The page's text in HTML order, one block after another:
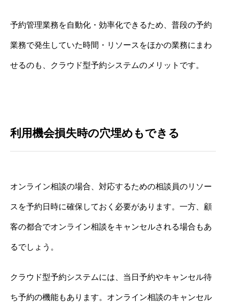
予約管理業務を自動化・効率化できるため、普段の予約
業務で発生していた時間・リソースをほかの業務にまわ
せるのも、クラウド型予約システムのメリットです。
利用機会損失時の穴埋めもできる
オンライン相談の場合、対応するための相談員のリソー
スを予約日時に確保しておく必要があります。一方、顧
客の都合でオンライン相談をキャンセルされる場合もあ
るでしょう。
クラウド型予約システムには、当日予約やキャンセル待
ち予約の機能もあります。オンライン相談のキャンセル